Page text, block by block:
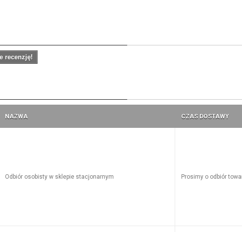
recenzję!
NAZWA CZAS DOSTAWY
Odbiór osobisty w sklepie stacjonarnym Prosimy o odbiór